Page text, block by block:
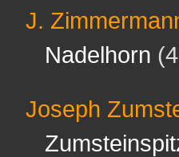
J.
Nadelhorn
Joseph